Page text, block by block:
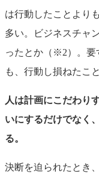
は行動したことより
多い。ビジネスチャ
ったとか（※2）。要
も、行動し損ねたこ
人は計画にこだわり
いにするだけでなく
る。
決断を迫られたとき